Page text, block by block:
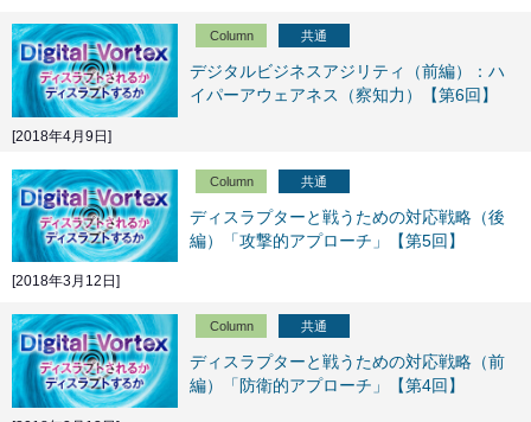
Column 共通
デジタルビジネスアジリティ（前編）：ハ
イパーアウェアネス（察知力）【第6回】
[2018年4月9日]
Column 共通
ディスラプターと戦うための対応戦略（後
編）「攻撃的アプローチ」【第5回】
[2018年3月12日]
Column 共通
ディスラプターと戦うための対応戦略（前
編）「防衛的アプローチ」【第4回】